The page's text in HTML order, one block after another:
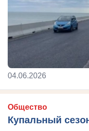
04.06.2026
Общество
Купальный